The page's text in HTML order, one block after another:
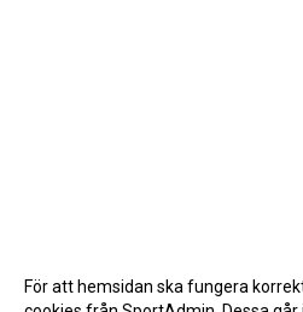
För att hemsidan ska fungera